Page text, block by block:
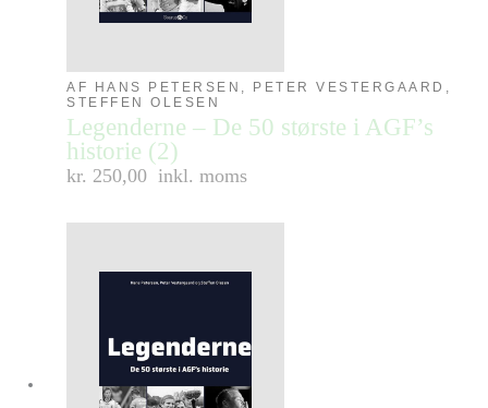
AF HANS PETERSEN, PETER VESTERGAARD,
STEFFEN OLESEN
Legenderne – De 50 største i AGF’s
historie (2)
kr. 250,00 inkl. moms